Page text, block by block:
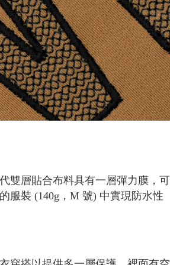
雙層貼合布料具有一層彈力膜，可
服裝 (140g，M 號) 中實現防水性